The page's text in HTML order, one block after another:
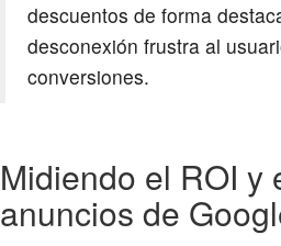
descuentos de forma
desconexión frustra al
conversiones.
Midiendo el ROI y
anuncios de